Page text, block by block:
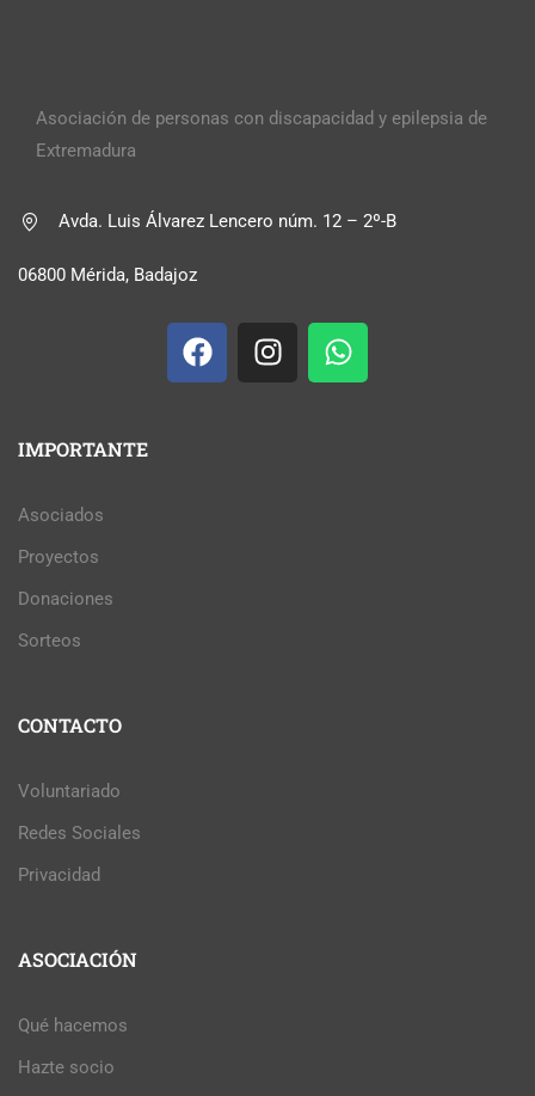
Asociación de personas con discapacidad y epilepsia de
Extremadura
Avda. Luis Álvarez Lencero núm. 12 – 2º-B
06800 Mérida, Badajoz
IMPORTANTE
Asociados
Proyectos
Donaciones
Sorteos
CONTACTO
Voluntariado
Redes Sociales
Privacidad
ASOCIACIÓN
Qué hacemos
Hazte socio